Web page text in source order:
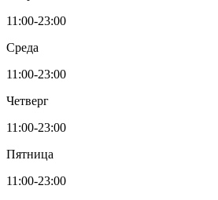
11:00-23:00
Среда
11:00-23:00
Четверг
11:00-23:00
Пятница
11:00-23:00